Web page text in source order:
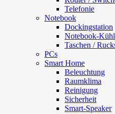
Telefonie
Notebook
Dockingstation
Notebook-
Taschen /
PCs
Smart Home
Beleuchtung
Raumklima
Reinigung
Sicherheit
Smart-Speaker